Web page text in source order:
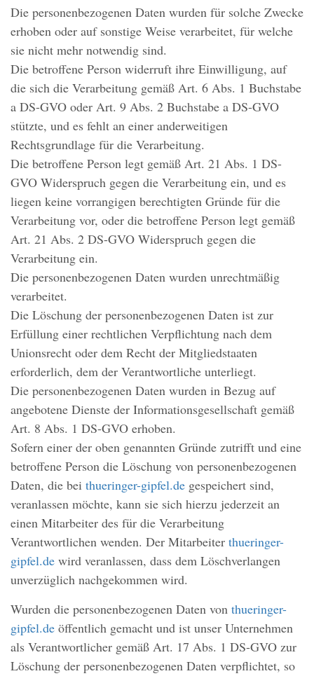
Die personenbezogenen Daten wurden für solche Zwecke
erhoben oder auf sonstige Weise verarbeitet, für welche
sie nicht mehr notwendig sind.
Die betroffene Person widerruft ihre Einwilligung, auf
die sich die Verarbeitung gemäß Art. 6 Abs. 1 Buchstabe
a DS-GVO oder Art. 9 Abs. 2 Buchstabe a DS-GVO
stützte, und es fehlt an einer anderweitigen
Rechtsgrundlage für die Verarbeitung.
Die betroffene Person legt gemäß Art. 21 Abs. 1 DS-
GVO Widerspruch gegen die Verarbeitung ein, und es
liegen keine vorrangigen berechtigten Gründe für die
Verarbeitung vor, oder die betroffene Person legt gemäß
Art. 21 Abs. 2 DS-GVO Widerspruch gegen die
Verarbeitung ein.
Die personenbezogenen Daten wurden unrechtmäßig
verarbeitet.
Die Löschung der personenbezogenen Daten ist zur
Erfüllung einer rechtlichen Verpflichtung nach dem
Unionsrecht oder dem Recht der Mitgliedstaaten
erforderlich, dem der Verantwortliche unterliegt.
Die personenbezogenen Daten wurden in Bezug auf
angebotene Dienste der Informationsgesellschaft gemäß
Art. 8 Abs. 1 DS-GVO erhoben.
Sofern einer der oben genannten Gründe zutrifft und eine
betroffene Person die Löschung von personenbezogenen
Daten, die bei thueringer-gipfel.de gespeichert sind,
veranlassen möchte, kann sie sich hierzu jederzeit an
einen Mitarbeiter des für die Verarbeitung
Verantwortlichen wenden. Der Mitarbeiter thueringer-
gipfel.de wird veranlassen, dass dem Löschverlangen
unverzüglich nachgekommen wird.
Wurden die personenbezogenen Daten von thueringer-
gipfel.de öffentlich gemacht und ist unser Unternehmen
als Verantwortlicher gemäß Art. 17 Abs. 1 DS-GVO zur
Löschung der personenbezogenen Daten verpflichtet, so